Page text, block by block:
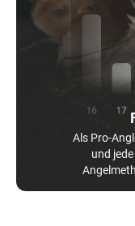
Als Pro-
und